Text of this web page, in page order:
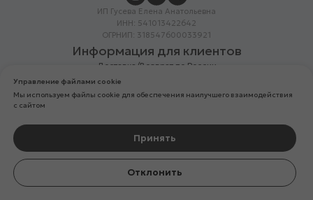
ИП Гусева Елена Анатольевна
ИНН: 541013422642
ОГРНИП: 318547600033921
Информация для клиентов
Доставка/Возврат по России
Скидка в день рождения
Вакансии
организация признана экстремистской, ее деятельность запрещена
на территории России
Управление файлами cookie
Мы используем файлы cookie для обеспечения наилучшего взаимодействия
с сайтом
Принять
Отклонить